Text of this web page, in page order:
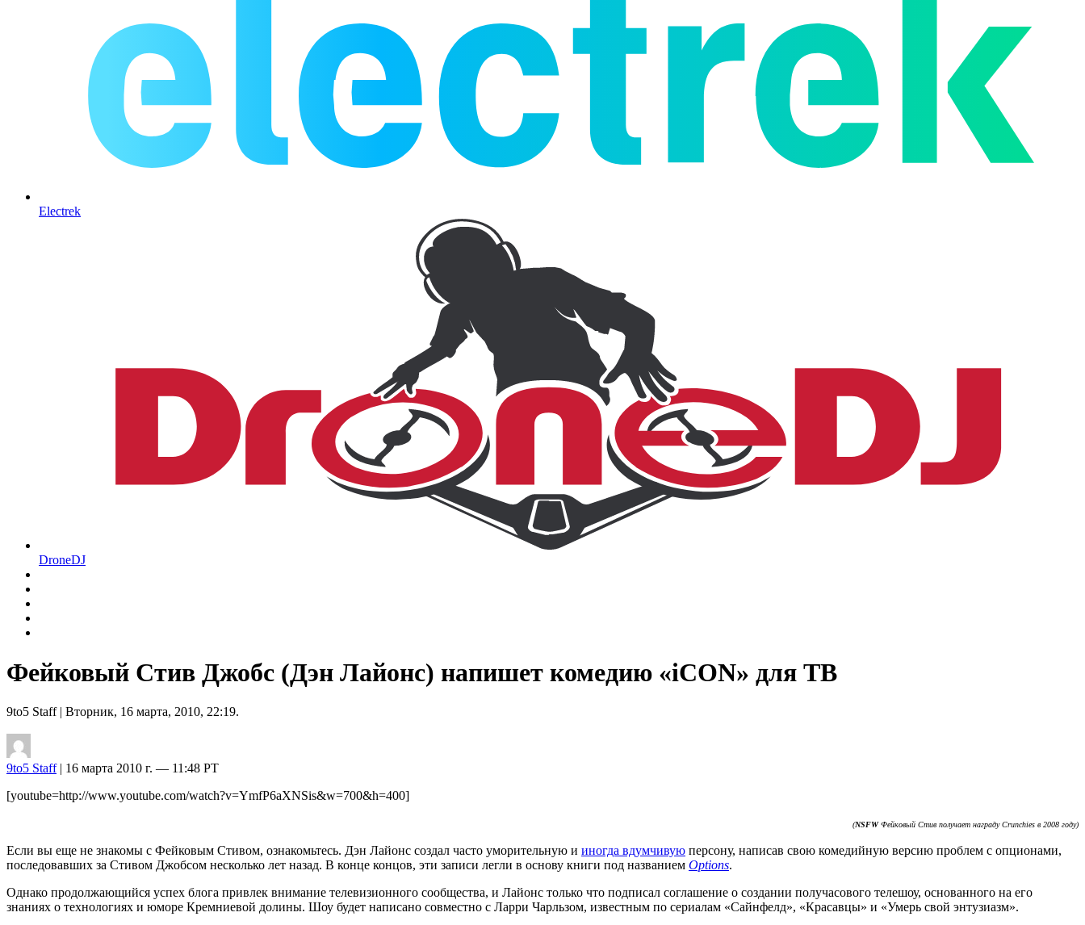
Electrek
DroneDJ
Фейковый Стив Джобс (Дэн Лайонс) напишет комедию «iCON» для ТВ
9to5 Staff| Вторник, 16 марта, 2010, 22:19.
9to5 Staff| 16 марта 2010 г. — 11:48 PT
[youtube=http://www.youtube.com/watch?v=YmfP6aXNSis&w=700&h=400]
(NSFWФейковый Стив получает награду Crunchies в 2008 году)
Если вы еще не знакомы с Фейковым Стивом, ознакомьтесь. Дэн Лайонс создал часто уморительную и иногда вдумчивую персону, написав свою комедийную версию проблем с опционами,
последовавших за Стивом Джобсом несколько лет назад. В конце концов, эти записи легли в основу книги под названием Options.
Однако продолжающийся успех блога привлек внимание телевизионного сообщества, и Лайонс только что подписал соглашение о создании получасового телешоу, основанного на его
знаниях о технологиях и юморе Кремниевой долины. Шоу будет написано совместно с Ларри Чарльзом, известным по сериалам «Сайнфелд», «Красавцы» и «Умерь свой энтузиазм».